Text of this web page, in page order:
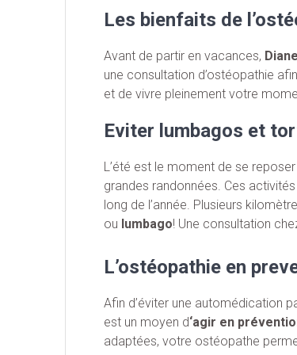
Les bienfaits de
Avant de partir en vacances,
une consultation d’ostéopathie
et de vivre pleinement votre
Eviter lumbagos et
L’été est le moment de se
grandes randonnées. Ces
long de l’année. Plusieurs
ou lumbago! Une consultation
L’ostéopathie en
Afin d’éviter une automédication
est un moyen d‘agir en
adaptées, votre ostéopathe